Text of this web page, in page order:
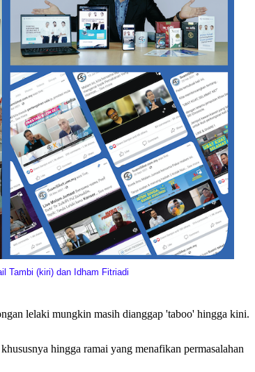
Tambi (kiri) dan Idham Fitriadi
lelaki mungkin masih dianggap 'taboo' hingga kini.
hingga ramai yang menafikan permasalahan